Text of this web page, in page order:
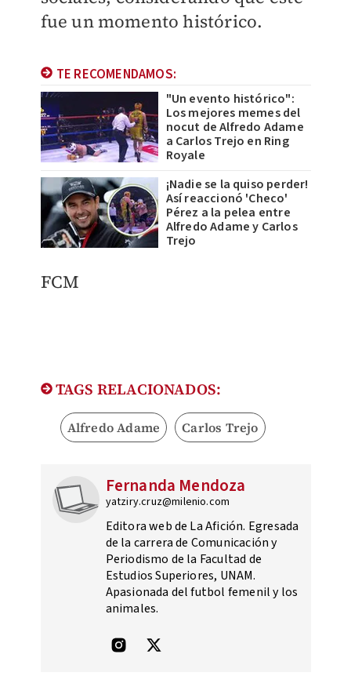
fue un momento histórico.
TE RECOMENDAMOS:
"Un evento histórico":
Los mejores memes del
nocut de Alfredo Adame
a Carlos Trejo en Ring
Royale
¡Nadie se la quiso perder!
Así reaccionó 'Checo'
Pérez a la pelea entre
Alfredo Adame y Carlos
Trejo
FCM
TAGS RELACIONADOS:
Alfredo Adame Carlos Trejo
Fernanda Mendoza
yatziry.cruz@milenio.com
Editora web de La Afición. Egresada
de la carrera de Comunicación y
Periodismo de la Facultad de
Estudios Superiores, UNAM.
Apasionada del futbol femenil y los
animales.